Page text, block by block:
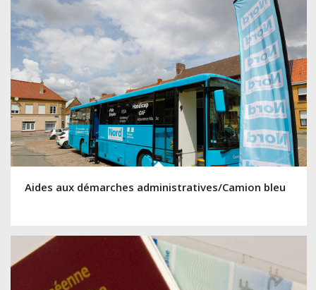
Aides aux démarches administratives/Camion bleu